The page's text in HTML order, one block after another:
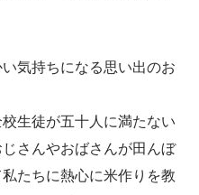
気持ちになる思い出のお
生徒が五十人に満たない
さんやおばさんが田んぼ
たちに熱心に米作りを教